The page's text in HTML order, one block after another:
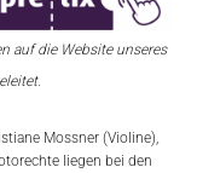
auf die Website unseres
Mossner (Violine),
liegen bei den